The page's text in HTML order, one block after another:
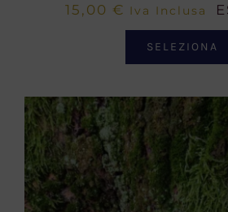
15,00 € Iva Inclusa
SELEZIONA